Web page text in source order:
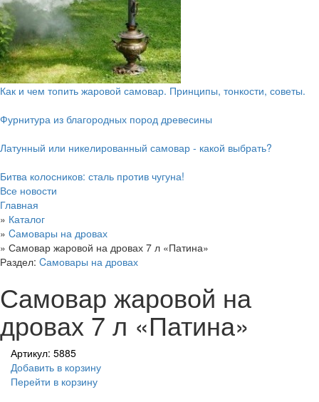
Как и чем топить жаровой самовар. Принципы, тонкости, советы.
Фурнитура из благородных пород древесины
Латунный или никелированный самовар - какой выбрать?
Битва колосников: сталь против чугуна!
Все новости
Главная
» Каталог
» Cамовары на дровах
» Самовар жаровой на дровах 7 л «Патина»
Раздел: Cамовары на дровах
Самовар жаровой на
дровах 7 л «Патина»
Артикул: 5885
Добавить в корзину
Перейти в корзину